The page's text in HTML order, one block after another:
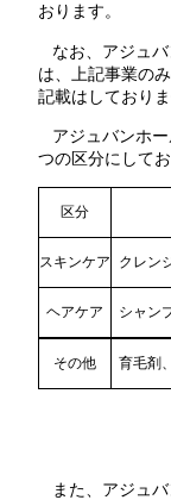
おります。
なお、アジュ
は、上記事業の
記載はしておりま
アジュバンホ
つの区分にしてお
区分
スキンケア クレン
ヘアケア シャン
その他 育毛剤
また、アジュ